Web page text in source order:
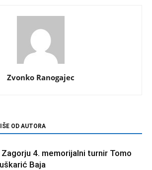
Zvonko Ranogajec
OD AUTORA
Zagorju 4. memorijalni turnir Tomo
Baja